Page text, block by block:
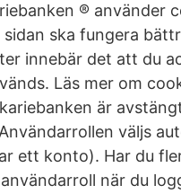
® använder
ska fungera
innebär det att du
Läs mer om
är
väljs
ett konto). Har du
när du